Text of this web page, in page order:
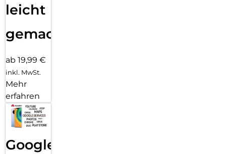
leicht
gemacht!
ab 19,99 €
inkl. MwSt.
Mehr
erfahren
Google